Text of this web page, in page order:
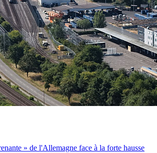
» de l'Allemagne face à la forte hausse